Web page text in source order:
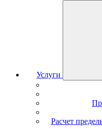
Услуги
Расчет